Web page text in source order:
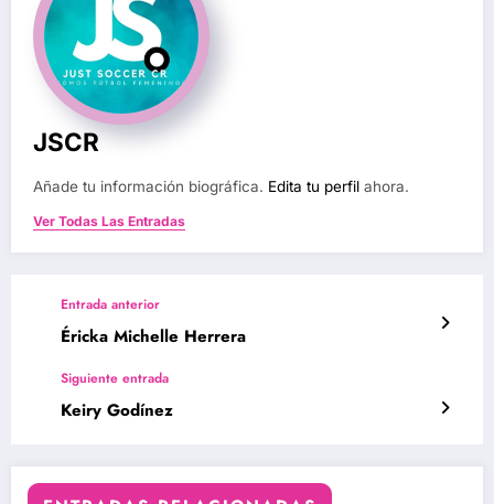
JSCR
Añade tu información biográfica. Edita tu perfil ahora.
Ver Todas Las Entradas
Entrada anterior
Éricka Michelle Herrera
Siguiente entrada
Keiry Godínez